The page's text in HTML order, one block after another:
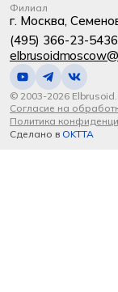
Филиал
г. Москва,
(495) 366-23-54
© 2003-2026
Согласие на
Политика
Сделано в OKTTA